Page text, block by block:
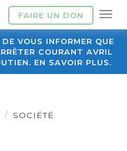
FAIRE UN DON
VOUS INFORMER QUE
COURANT AVRIL
EN SAVOIR PLUS.
SOCIÉTÉ